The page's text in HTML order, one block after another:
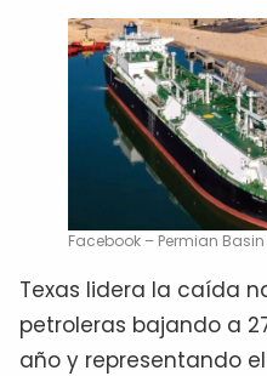
Facebook – Permian
Texas lidera la caída
petroleras bajando a
año y representando